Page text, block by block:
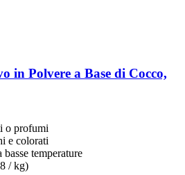
in Polvere a Base di Cocco,
o profumi
e colorati
basse temperature
/ kg)